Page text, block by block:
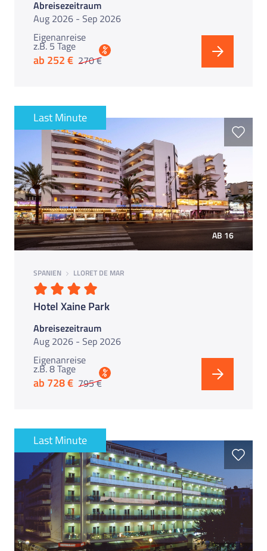
Abreisezeitraum
Aug 2026 - Sep 2026
Eigenanreise
z.B. 5 Tage
ab 252 € 270 €
%
Last Minute
AB 16
SPANIEN LLORET DE MAR
Hotel Xaine Park
Abreisezeitraum
Aug 2026 - Sep 2026
Eigenanreise
z.B. 8 Tage
ab 728 € 795 €
%
Last Minute